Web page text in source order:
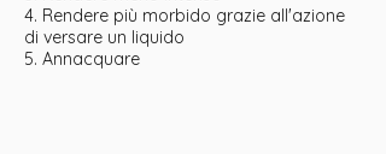
4. Rendere più morbido grazie all'azione
di versare un liquido
5. Annacquare